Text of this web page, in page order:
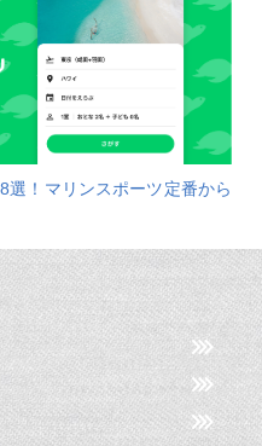
選！マリンスポーツ定番から